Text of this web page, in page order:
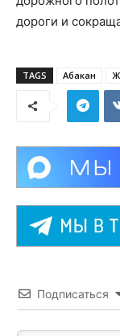
дороги и
TAGS Абакан
Подписаться